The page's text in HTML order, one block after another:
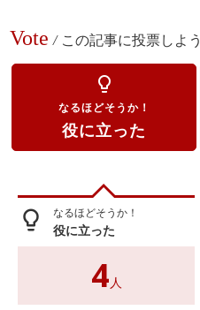
Vote / この記事に投票しよう
lightbulb_outline
なるほどそうか！
役に立った
lightbulb_outline なるほどそうか！
役に立った
4 人